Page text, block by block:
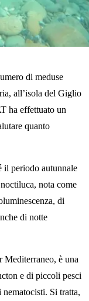
di meduse
all’isola del Giglio
ha effettuato un
quanto
il periodo autunnale
nota come
di
di notte
Mediterraneo, è una
e di piccoli pesci
Si tratta,